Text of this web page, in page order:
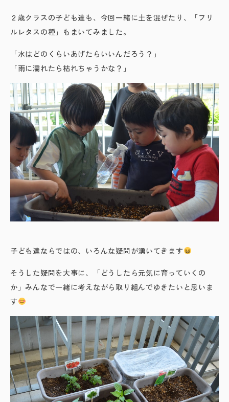
２歳クラスの子ども達も、今回一緒に土を混ぜたり、「フリ
ルレタスの種」もまいてみました。
「水はどのくらいあげたらいいんだろう？」
「雨に濡れたら枯れちゃうかな？」
子ども達ならではの、いろんな疑問が湧いてきます
そうした疑問を大事に、「どうしたら元気に育っていくの
か」みんなで一緒に考えながら取り組んでゆきたいと思いま
す